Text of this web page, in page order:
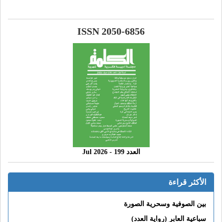
ISSN 2050-6856
العدد 199 - 2026 Jul
الأكثر قراءة
بين الصوفية وسحرية الصورة
سباعية العابر (رواية العدد)